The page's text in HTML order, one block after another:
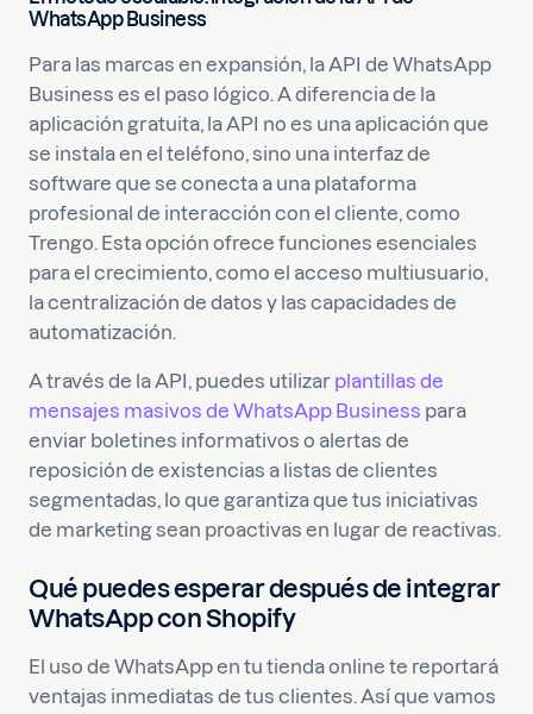
WhatsApp Business
Para las marcas en expansión, la API de WhatsApp
Business es el paso lógico. A diferencia de la
aplicación gratuita, la API no es una aplicación que
se instala en el teléfono, sino una interfaz de
software que se conecta a una plataforma
profesional de interacción con el cliente, como
Trengo. Esta opción ofrece funciones esenciales
para el crecimiento, como el acceso multiusuario,
la centralización de datos y las capacidades de
automatización.
A través de la API, puedes utilizar plantillas de
mensajes masivos de WhatsApp Business para
enviar boletines informativos o alertas de
reposición de existencias a listas de clientes
segmentadas, lo que garantiza que tus iniciativas
de marketing sean proactivas en lugar de reactivas.
Qué puedes esperar después de integrar
WhatsApp con Shopify
El uso de WhatsApp en tu tienda online te reportará
ventajas inmediatas de tus clientes. Así que vamos